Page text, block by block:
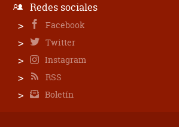
Redes sociales
Facebook
Twitter
Instagram
RSS
Boletín